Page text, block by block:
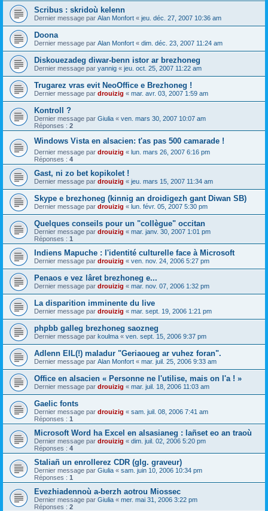
Scribus : skridoù kelenn
Dernier message par Alan Monfort « jeu. déc. 27, 2007 10:36 am
Doona
Dernier message par Alan Monfort « dim. déc. 23, 2007 11:24 am
Diskouezadeg diwar-benn istor ar brezhoneg
Dernier message par yannig « jeu. oct. 25, 2007 11:22 am
Trugarez vras evit NeoOffice e Brezhoneg !
Dernier message par drouizig « mar. avr. 03, 2007 1:59 am
Kontroll ?
Dernier message par Giulia « ven. mars 30, 2007 10:07 am
Réponses : 2
Windows Vista en alsacien: t'as pas 500 camarade !
Dernier message par drouizig « lun. mars 26, 2007 6:16 pm
Réponses : 4
Gast, ni zo bet kopikolet !
Dernier message par drouizig « jeu. mars 15, 2007 11:34 am
Skype e brezhoneg (kinnig an droidigezh gant Diwan SB)
Dernier message par drouizig « lun. févr. 05, 2007 5:30 pm
Quelques conseils pour un "collègue" occitan
Dernier message par drouizig « mar. janv. 30, 2007 1:01 pm
Réponses : 1
Indiens Mapuche : l'identité culturelle face à Microsoft
Dernier message par drouizig « ven. nov. 24, 2006 5:27 pm
Penaos e vez lâret brezhoneg e...
Dernier message par drouizig « mar. nov. 07, 2006 1:32 pm
La disparition imminente du live
Dernier message par drouizig « mar. sept. 19, 2006 1:21 pm
phpbb galleg brezhoneg saozneg
Dernier message par koulma « ven. sept. 15, 2006 9:37 pm
Adlenn EIL(!) maladur "Geriaoueg ar vuhez foran".
Dernier message par Alan Monfort « mar. juil. 25, 2006 9:33 am
Office en alsacien « Personne ne l'utilise, mais on l'a ! »
Dernier message par drouizig « mar. juil. 18, 2006 11:03 am
Gaelic fonts
Dernier message par drouizig « sam. juil. 08, 2006 7:41 am
Réponses : 1
Microsoft Word ha Excel en alsasianeg : lañset eo an traoù
Dernier message par drouizig « dim. juil. 02, 2006 5:20 pm
Réponses : 4
Staliañ un enrollerez CDR (glg. graveur)
Dernier message par Giulia « sam. juin 10, 2006 10:34 pm
Réponses : 1
Evezhiadennoù a-berzh aotrou Miossec
Dernier message par Giulia « mer. mai 31, 2006 3:22 pm
Réponses : 2